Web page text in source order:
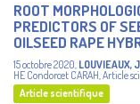
ROOT
PREDICTORS OF
OILSEED RAPE
15 octobre 2020, LOUVIEAUX,
HE Condorcet CARAH,Article
Article scientifique